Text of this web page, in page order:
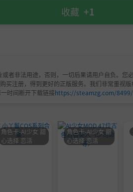
收藏 +1
者非法用途，否则，一切后果请用户自负。您
买注册，得到更好的正版服务。我们非常重视
时间断开下载链接https://steamzg.com/8499/
角色卡-AI少女 甜
心选择 恋活
角色卡-AI少女 甜
心选择 恋活